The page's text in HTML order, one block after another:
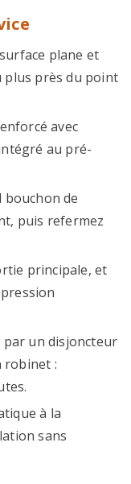
plane et
plus près du point
avec
au pré-
bouchon de
puis refermez
principale, et
un disjoncteur
robinet :
à la
sans